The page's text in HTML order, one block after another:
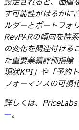
設定されると、価値
す可能性がはるかに
ルダーとポートフォ
RevPARの傾向を時
の変化を関連付ける
た重要業績評価指標
現状KPI」や「予約
フォーマンスの可視
詳しくは、PriceLabs
ー。